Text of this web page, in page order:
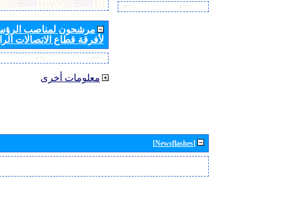
مرشحون لمناصب
لأفرقة قطاع الاتصالات
معلومات أخرى
[Newsflashes]